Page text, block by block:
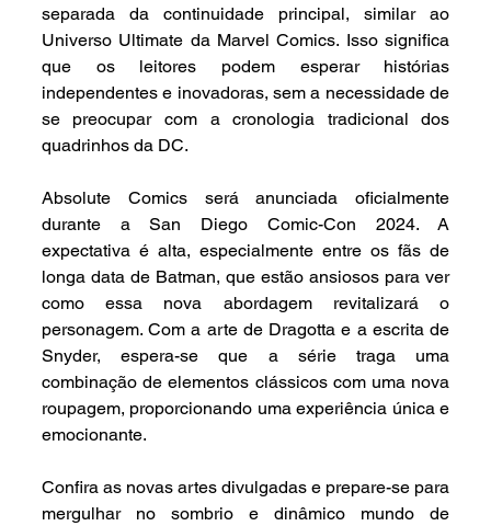
separada da continuidade principal, similar ao
Universo Ultimate da Marvel Comics. Isso significa
que os leitores podem esperar histórias
independentes e inovadoras, sem a necessidade de
se preocupar com a cronologia tradicional dos
quadrinhos da DC.
Absolute Comics será anunciada oficialmente
durante a San Diego Comic-Con 2024. A
expectativa é alta, especialmente entre os fãs de
longa data de Batman, que estão ansiosos para ver
como essa nova abordagem revitalizará o
personagem. Com a arte de Dragotta e a escrita de
Snyder, espera-se que a série traga uma
combinação de elementos clássicos com uma nova
roupagem, proporcionando uma experiência única e
emocionante.
Confira as novas artes divulgadas e prepare-se para
mergulhar no sombrio e dinâmico mundo de